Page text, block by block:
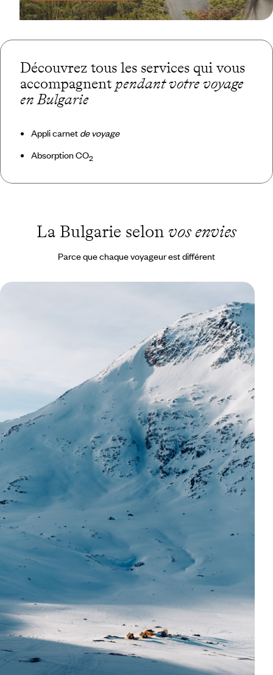
Découvrez tous les services qui vous
accompagnent pendant votre voyage
en Bulgarie
Appli carnet de voyage
Absorption CO2
La Bulgarie selon vos envies
Parce que chaque voyageur est différent